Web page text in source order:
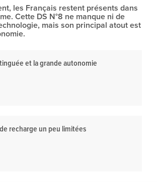
les Français restent présents dans
Cette DS N°8 ne manque ni de
mais son principal atout est
et la grande autonomie
recharge un peu limitées